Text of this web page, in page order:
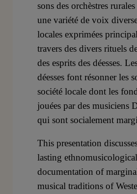
sons des orchèstres
une variété de voix
locales exprimées
travers des divers rituels
des esprits des déesses.
déesses font résonner les
société locale dont les
jouées par des musiciens
qui sont socialement
This presentation
lasting ethnomusicological
documentation of
musical traditions of